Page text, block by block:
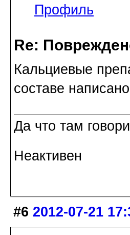
Профиль
Re:
Кальциевые
составе
Да что там
Неактивен
#6 2012-07-21